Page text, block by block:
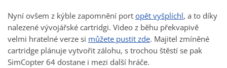
Nyní ovšem z kýble zapomnění portopět vyšplíchl, a to díky
nalezené vývojářské cartridgi. Video z běhu překvapivě
velmi hratelné verze si můžete pustit zde. Majitel zmíněné
cartridge plánuje vytvořit zálohu, s trochou štěstí se pak
SimCopter 64 dostane i mezi další hráče.